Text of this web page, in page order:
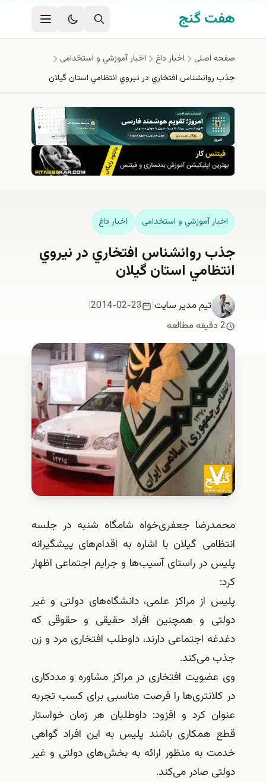
رفتن به محتوای اصلی
هفت گنج
صفحه اصلی اخبار داغ
اخبار آموزشي و استخدامی
جذب روانشناس افتخاري در نيروي انتظامي استان گیلان
اخبار آموزشي و استخدامی اخبار داغ
جذب روانشناس افتخاري در نيروي
انتظامي استان گیلان
تیم مدیر سایت|
2014-02-23
|
2 دقیقه مطالعه
محمدرضا جعفری‌خواه شامگاه شنبه در جلسه
انتظامی گیلان با اشاره به اقدام‌های پیشگیرانه
پلیس در راستای آسیب‌ها و جرایم اجتماعی اظهار
کرد:
پلیس از مراکز علمی، دانشگاه‌های دولتی و غیر
دولتی و همچنین افراد حقیقی و حقوقی که
دغدغه اجتماعی دارند، داوطلب افتخاری مرد و زن
جذب می‌کند.
وی عضویت افتخاری در مراکز مشاوره و مددکاری
در کلانتری‌ها را فرصت مناسبی برای کسب تجربه
عنوان کرد و افزود: داوطلبان هر زمان خواستار
قطع همکاری باشند پلیس به این افراد گواهی
خدمت به منظور ارائه به بخش‌های دولتی و غیر
دولتی صادر می‌کند.